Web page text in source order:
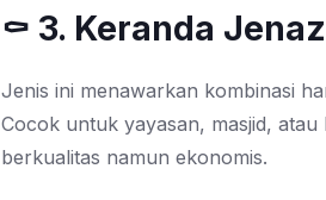
⚰️ 3. Keranda
Jenis ini menawarkan kombinasi
Cocok untuk yayasan, masjid,
berkualitas namun ekonomis.